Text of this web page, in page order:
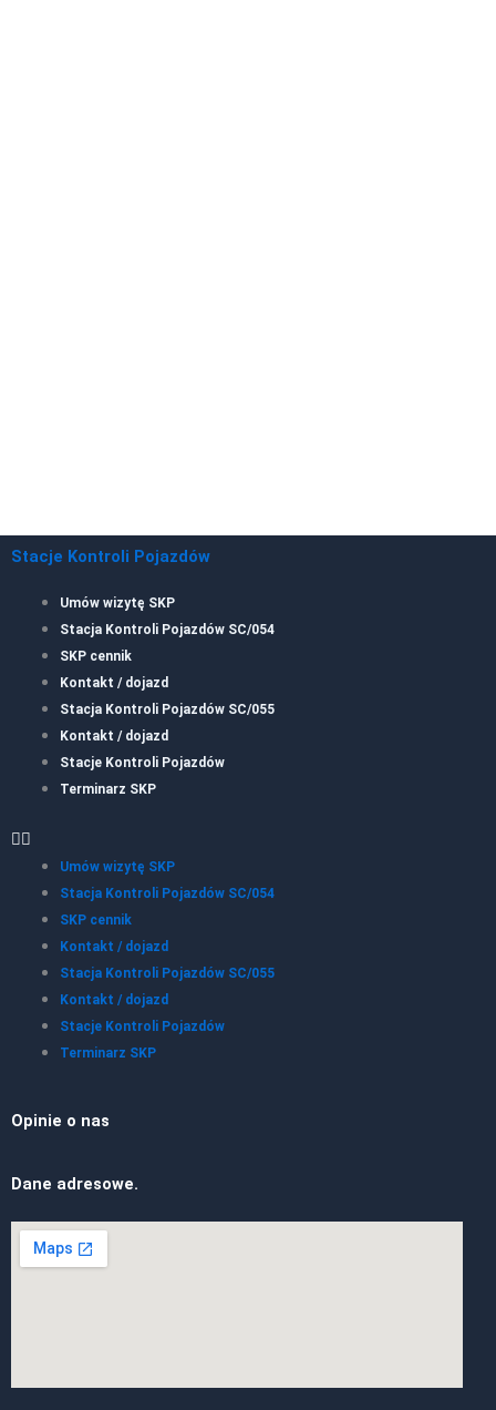
Stacje Kontroli Pojazdów
Umów wizytę SKP
Stacja Kontroli Pojazdów SC/054
SKP cennik
Kontakt / dojazd
Stacja Kontroli Pojazdów SC/055
Kontakt / dojazd
Stacje Kontroli Pojazdów
Terminarz SKP
Umów wizytę SKP
Stacja Kontroli Pojazdów SC/054
SKP cennik
Kontakt / dojazd
Stacja Kontroli Pojazdów SC/055
Kontakt / dojazd
Stacje Kontroli Pojazdów
Terminarz SKP
Opinie o nas
Dane adresowe.